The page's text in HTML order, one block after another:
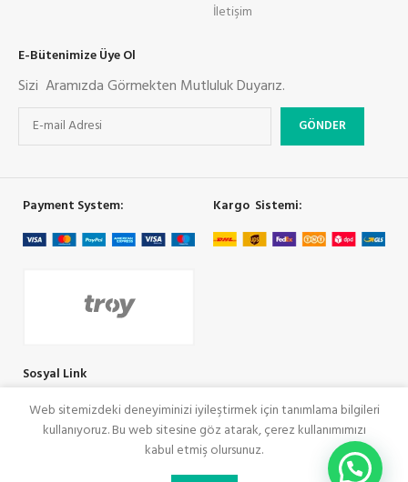
İletişim
E-Bütenimize Üye Ol
Sizi Aramızda Görmekten Mutluluk Duyarız.
Payment System: Kargo Sistemi:
Sosyal Link
SeoRey Tarafından Yapılmıştır. Tüm Hakları Saklıdır
Web sitemizdeki deneyiminizi iyileştirmek için tanımlama bilgileri
kullanıyoruz. Bu web sitesine göz atarak, çerez kullanımımızı
kabul etmiş olursunuz.